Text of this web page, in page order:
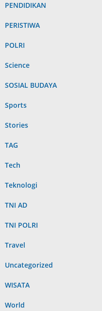
PENDIDIKAN
PERISTIWA
POLRI
Science
SOSIAL BUDAYA
Sports
Stories
TAG
Tech
Teknologi
TNI AD
TNI POLRI
Travel
Uncategorized
WISATA
World